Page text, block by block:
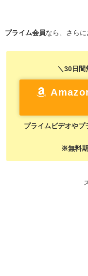
プライム会員なら、さらに
＼30日間
プライムビデオやプ
※無料